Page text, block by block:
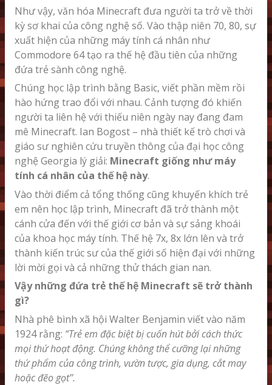
Như vậy, văn hóa Minecraft đưa người ta trở về thời
kỳ sơ khai của công nghệ số. Vào thập niên 70, 80, sự
xuất hiện của những máy tính cá nhân như
Commodore 64 tạo ra thế hệ đầu tiên của những
đứa trẻ sành công nghệ.
Chúng học lập trình bằng Basic, viết phần mềm rồi
hào hứng trao đổi với nhau. Cảnh tượng đó khiến
người ta liên hệ với thiếu niên ngày nay đang đam
mê Minecraft. Ian Bogost – nhà thiết kế trò chơi và
giáo sư nghiên cứu truyền thông của đại học công
nghệ Georgia lý giải: Minecraft giống như máy
tính cá nhân của thế hệ này.
Vào thời điểm cả tổng thống cũng khuyến khích trẻ
em nên học lập trình, Minecraft đã trở thành một
cánh cửa đến với thế giới cơ bản và sự sảng khoái
của khoa học máy tính. Thế hệ 7x, 8x lớn lên và trở
thành kiến trúc sư của thế giới số hiện đại với những
lời mời gọi và cả những thử thách gian nan.
Vậy những đứa trẻ thế hệ Minecraft sẽ trở thành
gì?
Nhà phê bình xã hội Walter Benjamin viết vào năm
1924 rằng: “Trẻ em đặc biệt bị cuốn hút bởi cách thức
mọi thứ hoạt động. Chúng không thể cưỡng lại những
thứ phẩm của công trình, vườn tược, gia dụng, cắt may
hoặc đẽo gọt’’.